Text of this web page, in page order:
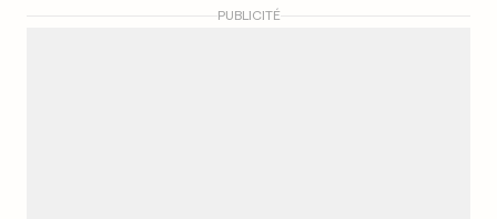
PUBLICITÉ